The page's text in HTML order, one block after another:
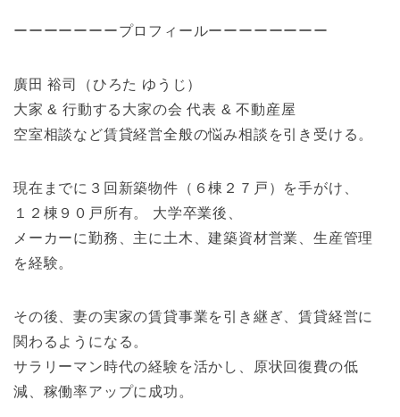
ーーーーーーープロフィールーーーーーーーー
廣田 裕司（ひろた ゆうじ）
大家 & 行動する大家の会 代表 & 不動産屋
空室相談など賃貸経営全般の悩み相談を引き受ける。
現在までに３回新築物件（６棟２７戸）を手がけ、
１２棟９０戸所有。 大学卒業後、
メーカーに勤務、主に土木、建築資材営業、生産管理
を経験。
その後、妻の実家の賃貸事業を引き継ぎ、賃貸経営に
関わるようになる。
サラリーマン時代の経験を活かし、原状回復費の低
減、稼働率アップに成功。